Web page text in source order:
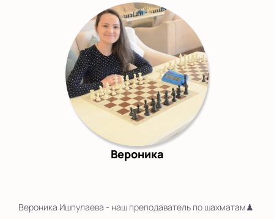
Вероника
Вероника Ишпулаева - наш преподаватель по шахматам♟